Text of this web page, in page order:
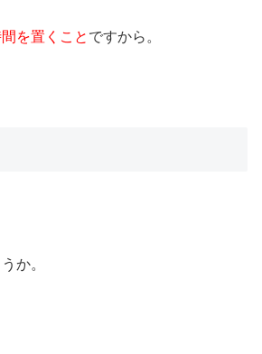
を置くこと ですから。
か。